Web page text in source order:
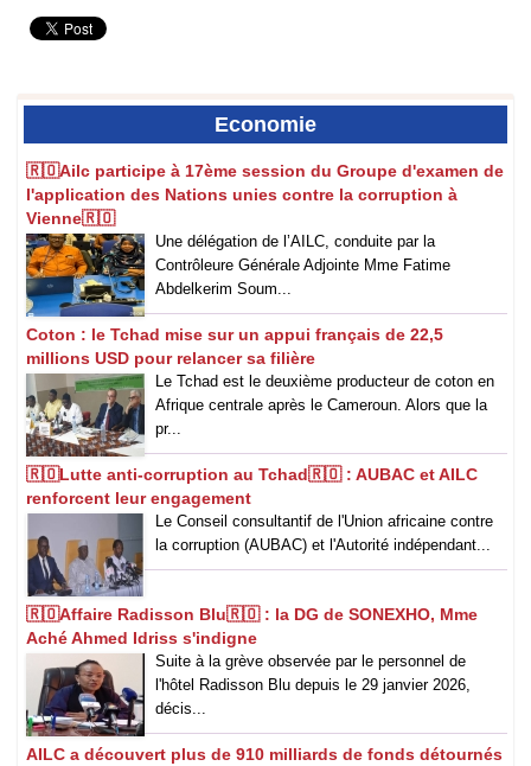
Economie
🇷🇴‎Ailc participe à 17ème session du Groupe d'examen de
l'application des Nations unies contre la corruption à
Vienne🇷🇴
‎Une délégation de l’AILC, conduite par la
Contrôleure Générale Adjointe Mme Fatime
Abdelkerim Soum...
Coton : le Tchad mise sur un appui français de 22,5
millions USD pour relancer sa filière
Le Tchad est le deuxième producteur de coton en
Afrique centrale après le Cameroun. Alors que la
pr...
🇷🇴Lutte anti-corruption au Tchad🇷🇴 : AUBAC et AILC
renforcent leur engagement
Le Conseil consultantif de l'Union africaine contre
la corruption (AUBAC) et l'Autorité indépendant...
🇷🇴Affaire Radisson Blu🇷🇴 : la DG de SONEXHO, Mme
Aché Ahmed Idriss s'indigne
Suite à la grève observée par le personnel de
l'hôtel Radisson Blu depuis le 29 janvier 2026,
décis...
AILC a découvert plus de 910 milliards de fonds détournés